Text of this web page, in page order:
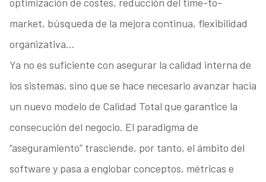
optimización de costes, reducción del time-to-
market, búsqueda de la mejora continua, flexibilidad
organizativa…
Ya no es suficiente con asegurar la calidad interna de
los sistemas, sino que se hace necesario avanzar hacia
un nuevo modelo de Calidad Total que garantice la
consecución del negocio. El paradigma de
“aseguramiento” trasciende, por tanto, el ámbito del
software y pasa a englobar conceptos, métricas e